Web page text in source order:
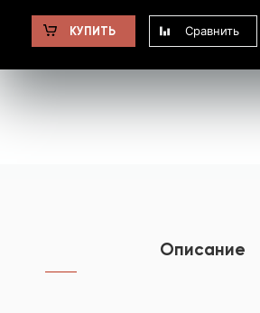
КУПИТЬ Сравнить
Описание